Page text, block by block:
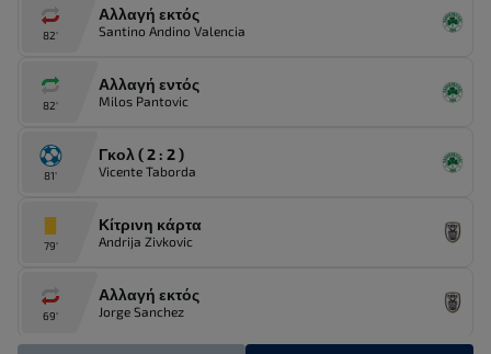
82'
Αλλαγή εκτός
Santino Andino Valencia
82'
Αλλαγή εντός
Milos Pantovic
81'
Γκολ ( 2 : 2 )
Vicente Taborda
79'
Κίτρινη κάρτα
Andrija Zivkovic
69'
Αλλαγή εκτός
Jorge Sanchez